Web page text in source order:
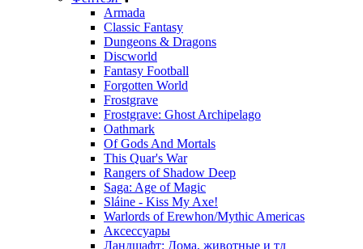
Armada
Classic Fantasy
Dungeons & Dragons
Discworld
Fantasy Football
Forgotten World
Frostgrave
Frostgrave: Ghost Archipelago
Oathmark
Of Gods And Mortals
This Quar's War
Rangers of Shadow Deep
Saga: Age of Magic
Sláine - Kiss My Axe!
Warlords of Erewhon/Mythic Americas
Аксессуары
Ландшафт: Дома, животные и тд